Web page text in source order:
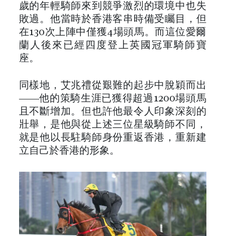
歲的年輕騎師來到競爭激烈的環境中也失
敗過。他當時於香港客串時備受矚目，但
在130次上陣中僅獲4場頭馬。而這位愛爾
蘭人後來已經四度登上英國冠軍騎師寶
座。
同樣地，艾兆禮從艱難的起步中脫穎而出
——他的策騎生涯已獲得超過1200場頭馬
且不斷增加。但也許他最令人印象深刻的
壯舉，是他與從上述三位星級騎師不同，
就是他以長駐騎師身份重返香港，重新建
立自己於香港的形象。